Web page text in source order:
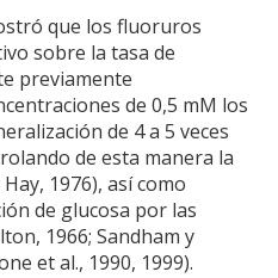
que los fluoruros
sobre la tasa de
previamente
de 0,5 mM los
de 4 a 5 veces
de esta manera la
1976), así como
de glucosa por las
1966; Sandham y
et al., 1990, 1999).